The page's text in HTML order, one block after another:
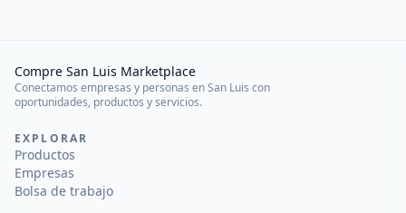
Compre San Luis Marketplace
Conectamos empresas y personas en San Luis con
oportunidades, productos y servicios.
EXPLORAR
Productos
Empresas
Bolsa de trabajo